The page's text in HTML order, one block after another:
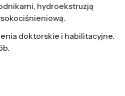
hydroekstruzją
doktorskie i habilitacyjne.